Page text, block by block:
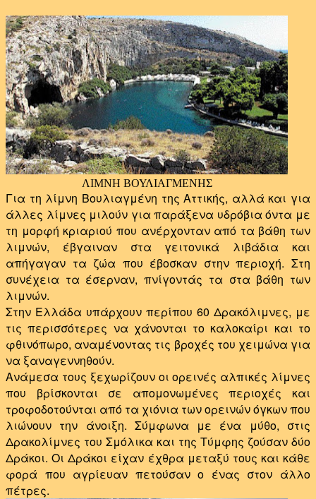
ΛΙΜΝΗ ΒΟΥΛΙΑΓΜΕΝΗΣ
Για τη λίμνη Βουλιαγμένη της Αττικής, αλλά και για
άλλες λίμνες μιλούν για παράξενα υδρόβια όντα με
τη μορφή κριαριού που ανέρχονταν από τα βάθη των
λιμνών, έβγαιναν στα γειτονικά λιβάδια και
απήγαγαν τα ζώα που έβοσκαν στην περιοχή. Στη
συνέχεια τα έσερναν, πνίγοντάς τα στα βάθη των
λιμνών.
Στην Ελλάδα υπάρχουν περίπου 60 Δρακόλιμνες, με
τις περισσότερες να χάνονται το καλοκαίρι και το
φθινόπωρο, αναμένοντας τις βροχές του χειμώνα για
να ξαναγεννηθούν.
Ανάμεσα τους ξεχωρίζουν οι ορεινές αλπικές λίμνες
που βρίσκονται σε απομονωμένες περιοχές και
τροφοδοτούνται από τα χιόνια των ορεινών όγκων που
λιώνουν την άνοιξη. Σύμφωνα με ένα μύθο, στις
Δρακολίμνες του Σμόλικα και της Τύμφης ζούσαν δύο
Δράκοι. Οι Δράκοι είχαν έχθρα μεταξύ τους και κάθε
φορά που αγρίευαν πετούσαν ο ένας στον άλλο
πέτρες.